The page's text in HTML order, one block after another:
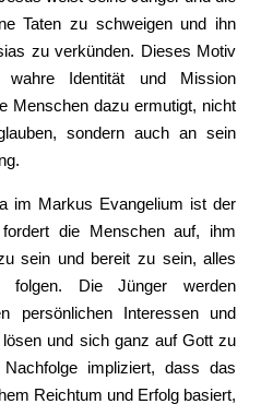
Taten zu schweigen und ihn
zu verkünden. Dieses Motiv
Identität und Mission
Menschen dazu ermutigt, nicht
sondern auch an sein
im Markus Evangelium ist der
die Menschen auf, ihm
sein und bereit zu sein, alles
Die Jünger werden
persönlichen Interessen und
und sich ganz auf Gott zu
impliziert, dass das
Reichtum und Erfolg basiert,